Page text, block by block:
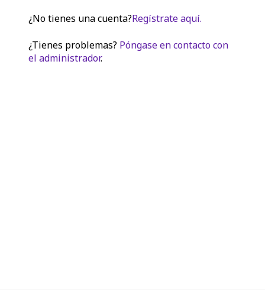
¿No tienes una cuenta?Regístrate aquí.
¿Tienes problemas? Póngase en contacto con
el administrador.